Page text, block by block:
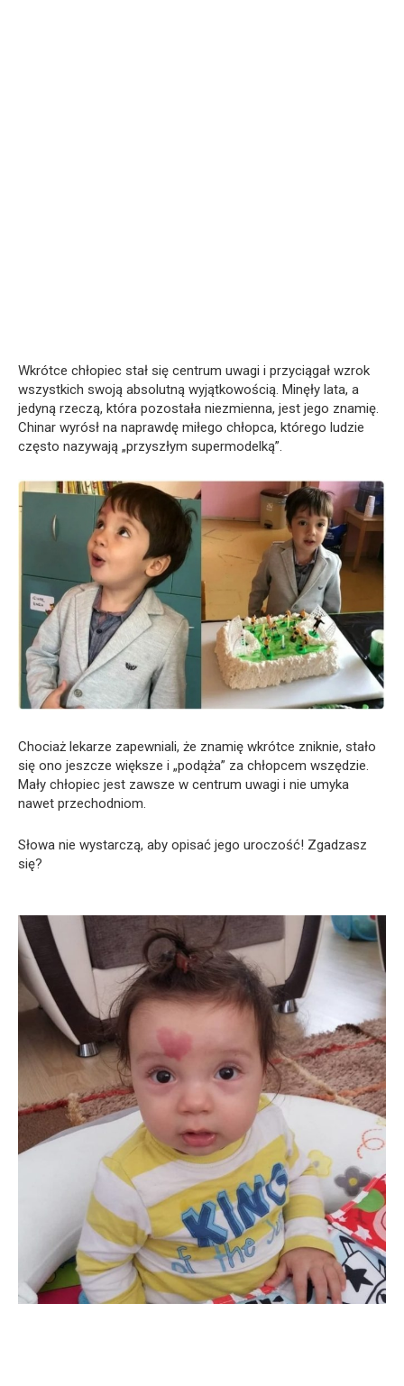
Wkrótce chłopiec stał się centrum uwagi i przyciągał wzrok
wszystkich swoją absolutną wyjątkowością. Minęły lata, a
jedyną rzeczą, która pozostała niezmienna, jest jego znamię.
Chinar wyrósł na naprawdę miłego chłopca, którego ludzie
często nazywają „przyszłym supermodelką”.
Chociaż lekarze zapewniali, że znamię wkrótce zniknie, stało
się ono jeszcze większe i „podąża” za chłopcem wszędzie.
Mały chłopiec jest zawsze w centrum uwagi i nie umyka
nawet przechodniom.
Słowa nie wystarczą, aby opisać jego uroczość! Zgadzasz
się?